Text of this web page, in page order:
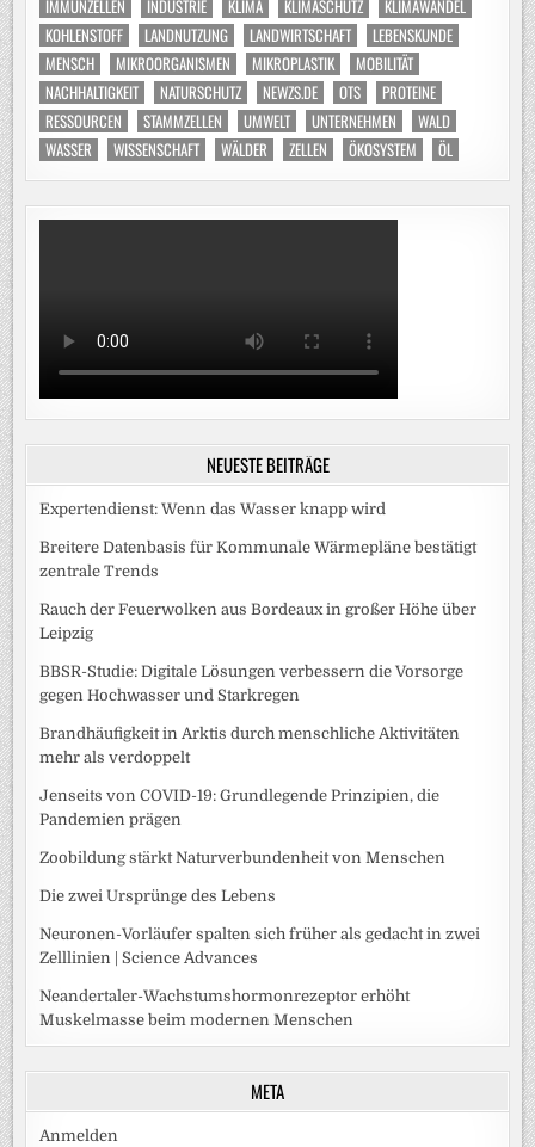
IMMUNZELLEN INDUSTRIE KLIMA KLIMASCHUTZ
KLIMAWANDEL
KOHLENSTOFF
LANDNUTZUNG LANDWIRTSCHAFT
LEBENSKUNDE
MENSCH
MIKROORGANISMEN MIKROPLASTIK
MOBILITÄT
NACHHALTIGKEIT
NATURSCHUTZ NEWZS.DE OTS
PROTEINE
RESSOURCEN
STAMMZELLEN UMWELT UNTERNEHMEN
WALD
WASSER
WISSENSCHAFT WÄLDER ZELLEN ÖKOSYSTEM ÖL
NEUESTE BEITRÄGE
Expertendienst: Wenn das Wasser knapp wird
Breitere Datenbasis für Kommunale Wärmepläne bestätigt
zentrale Trends
Rauch der Feuerwolken aus Bordeaux in großer Höhe über
Leipzig
BBSR-Studie: Digitale Lösungen verbessern die Vorsorge
gegen Hochwasser und Starkregen
Brandhäufigkeit in Arktis durch menschliche Aktivitäten
mehr als verdoppelt
Jenseits von COVID-19: Grundlegende Prinzipien, die
Pandemien prägen
Zoobildung stärkt Naturverbundenheit von Menschen
Die zwei Ursprünge des Lebens
Neuronen-Vorläufer spalten sich früher als gedacht in zwei
Zelllinien | Science Advances
Neandertaler-Wachstumshormonrezeptor erhöht
Muskelmasse beim modernen Menschen
META
Anmelden